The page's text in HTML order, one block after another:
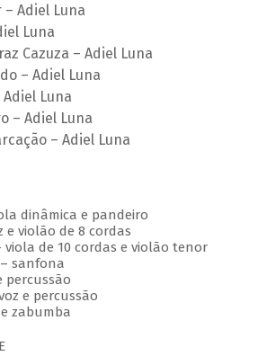
Adiel Luna
Luna
Cazuza – Adiel Luna
– Adiel Luna
Adiel Luna
– Adiel Luna
– Adiel Luna
dinâmica e pandeiro
e violão de 8 cordas
de 10 cordas e violão tenor
sanfona
percussão
e percussão
zabumba